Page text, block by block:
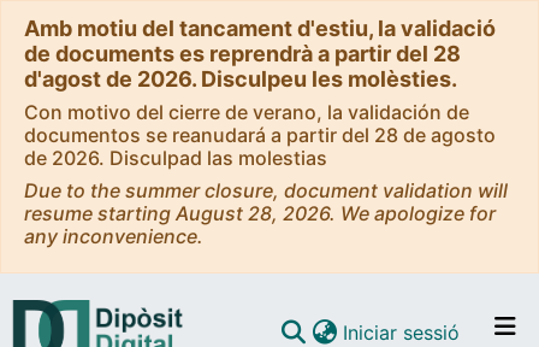
Amb motiu del tancament d'estiu, la validació
de documents es reprendrà a partir del 28
d'agost de 2026. Disculpeu les molèsties.
Con motivo del cierre de verano, la validación de
documentos se reanudará a partir del 28 de agosto
de 2026. Disculpad las molestias
Due to the summer closure, document validation will
resume starting August 28, 2026. We apologize for
any inconvenience.
Iniciar sessió (current)